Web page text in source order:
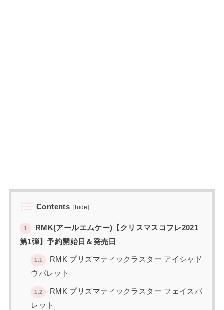
Contents [hide]
1
RMK(アールエムケー)【クリスマスコフレ2021
第1弾】予約開始日＆発売日
1.1
RMK プリズマティックラスター アイシャド
ウパレット
1.2
RMK プリズマティックラスター フェイスパ
レット